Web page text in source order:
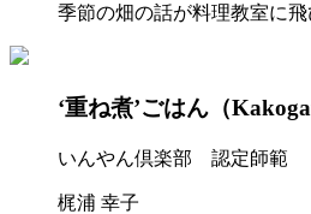
季節の畑の話が料理教室に
‘重ね煮’ごはん（
いんやん倶楽部 認定師範
梶浦 幸子